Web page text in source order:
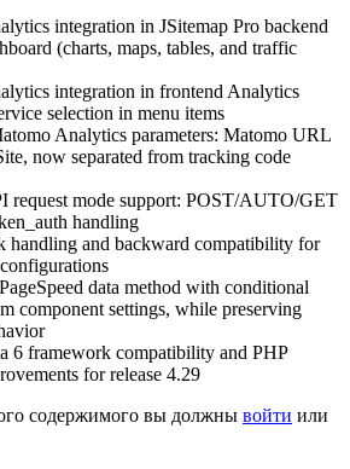
integration in JSitemap Pro backend
(charts, maps, tables, and traffic
integration in frontend Analytics
selection in menu items
Analytics parameters: Matomo URL
now separated from tracking code
request mode support: POST/AUTO/GET
handling
handling and backward compatibility for
data method with conditional
component settings, while preserving
6 framework compatibility and PHP
for release 4.29
содержимого вы должны войти или